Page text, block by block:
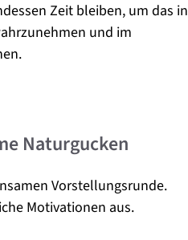
Zeit bleiben, um das in
und im
Naturgucken
Vorstellungsrunde.
Motivationen aus.